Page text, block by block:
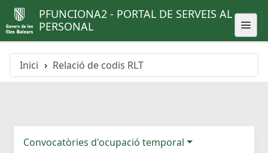
PFUNCIONA2 - PORTAL DE SERVEIS AL
PERSONAL
Inici Relació de codis RLT
Convocatòries d'ocupació temporal